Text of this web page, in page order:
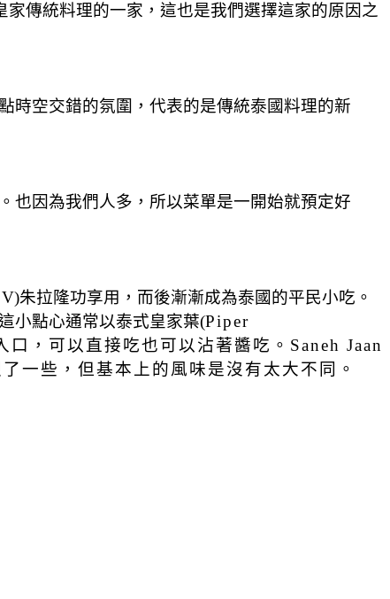
家傳統料理的一家，這也是我們選擇這家的原因之
時空交錯的氛圍，代表的是傳統泰國料理的新
也因為我們人多，所以菜單是一開始就預定好
朱拉隆功享用，而後漸漸成為泰國的平民小吃。
小點心通常以泰式皇家葉(Piper
，可以直接吃也可以沾著醬吃。Saneh Jaan
一些，但基本上的風味是沒有太大不同。